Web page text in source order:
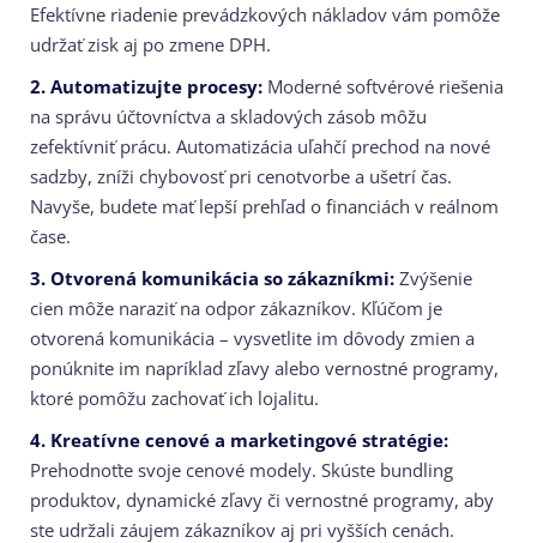
Efektívne riadenie prevádzkových nákladov vám pomôže
udržať zisk aj po zmene DPH.
2. Automatizujte procesy: Moderné softvérové riešenia
na správu účtovníctva a skladových zásob môžu
zefektívniť prácu. Automatizácia uľahčí prechod na nové
sadzby, zníži chybovosť pri cenotvorbe a ušetrí čas.
Navyše, budete mať lepší prehľad o financiách v reálnom
čase.
3. Otvorená komunikácia so zákazníkmi: Zvýšenie
cien môže naraziť na odpor zákazníkov. Kľúčom je
otvorená komunikácia – vysvetlite im dôvody zmien a
ponúknite im napríklad zľavy alebo vernostné programy,
ktoré pomôžu zachovať ich lojalitu.
4. Kreatívne cenové a marketingové stratégie:
Prehodnoťte svoje cenové modely. Skúste bundling
produktov, dynamické zľavy či vernostné programy, aby
ste udržali záujem zákazníkov aj pri vyšších cenách.